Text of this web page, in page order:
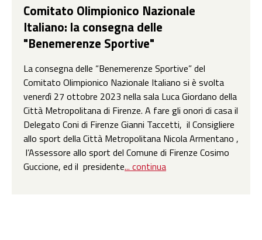
Comitato Olimpionico Nazionale
Italiano: la consegna delle
"Benemerenze Sportive"
La consegna delle “Benemerenze Sportive” del
Comitato Olimpionico Nazionale Italiano si è svolta
venerdì 27 ottobre 2023 nella sala Luca Giordano della
Città Metropolitana di Firenze. A fare gli onori di casa il
Delegato Coni di Firenze Gianni Taccetti, il Consigliere
allo sport della Città Metropolitana Nicola Armentano ,
l’Assessore allo sport del Comune di Firenze Cosimo
Guccione, ed il presidente... continua